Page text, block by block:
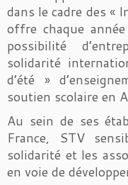
dans le cadre des «
offre chaque
possibilité
solidarité
d’été »
soutien scolaire en
Au sein de ses
France, STV
solidarité et les
en voie de